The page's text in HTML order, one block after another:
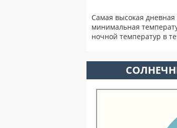
Самая высокая дневная
минимальная
ночной температур в